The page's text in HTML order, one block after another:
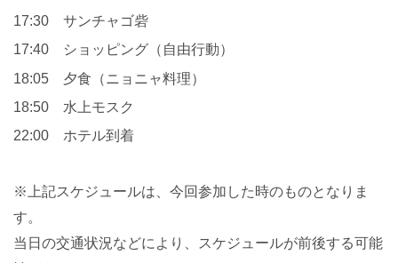
17:30 サンチャゴ砦
17:40 ショッピング（自由行動）
18:05 夕食（ニョニャ料理）
18:50 水上モスク
22:00 ホテル到着
※上記スケジュールは、今回参加した時のものとなりま
す。
当日の交通状況などにより、スケジュールが前後する可能